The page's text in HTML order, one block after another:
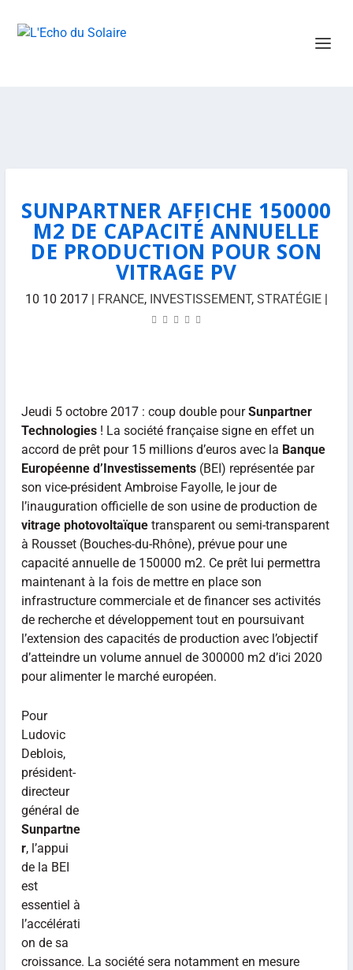
SUNPARTNER AFFICHE 150000
M2 DE CAPACITÉ ANNUELLE
DE PRODUCTION POUR SON
VITRAGE PV
10 10 2017| FRANCE, INVESTISSEMENT, STRATÉGIE|
Jeudi 5 octobre 2017 : coup double pourSunpartner
Technologies! La société française signe en effet un
accord de prêt pour 15 millions d’euros avec la Banque
Européenne d’Investissements(BEI) représentée par
son vice-­président Ambroise Fayolle, le jour de
l’inauguration officielle de son usine de production de
vitrage photovoltaïquetransparent ou semi-transparent
à Rousset (Bouches-du-Rhône), prévue pour une
capacité annuelle de 150000 m2. Ce prêt lui permettra
maintenant à la fois de mettre en place son
infrastructure commerciale et de financer ses activités
de recherche et développement tout en poursuivant
l’extension des capacités de production avec l’objectif
d’atteindre un volume annuel de 300000 m2 d’ici 2020
pour alimenter le marché européen.
Pour
Ludovic
Deblois,
président-
directeur
général de
Sunpartne
r, l’appui
de la BEI
est
essentiel à
l’accélérati
on de sa
croissance. La société sera notamment en mesure